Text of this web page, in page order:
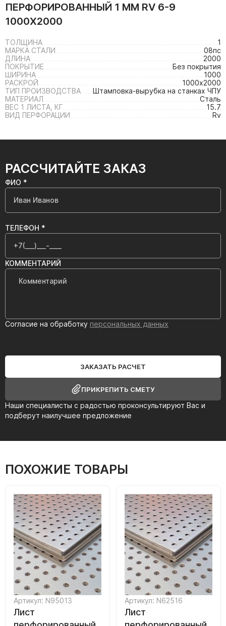
ПЕРФОРИРОВАННЫЙ 1 ММ RV 6-9
1000Х2000
ТОЛЩИНА
1
МАРКА СТАЛИ
08пс
ДЛИНА
2000
ПОКРЫТИЕ
Без покрытия
ШИРИНА
1000
РАСКРОЙ
1000х2000
ТИП ПРОИЗВОДСТВА
Штамповка-вырубка на станках ЧПУ
МАТЕРИАЛ
Сталь
ВЕС 1 ЛИСТА, КГ
15.7
ВИД ПЕРФОРАЦИИ
Rv
РАССЧИТАЙТЕ ЗАКАЗ
Наши специалисты с радостью проконсультируют Вас и
подберут наилучшее предложение
ФИО *
ТЕЛЕФОН *
КОММЕНТАРИЙ
Согласие на обработку персональных данных
ЗАКАЗАТЬ РАСЧЕТ
ПРИКРЕПИТЬ СМЕТУ
ПОХОЖИЕ ТОВАРЫ
Артикул: N95013
Лист
Артикул: N62516
Лист